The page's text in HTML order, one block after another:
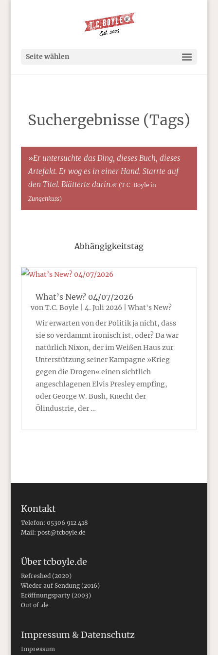
Seite wählen
Suchergebnisse (Tags)
»Er untersuchte das Ding, dieses Buch, dieses
Artefakt. Er wog es in einer Hand. Starrte auf
den Titel. Blätterte darin.« (T.C. Boyle in
Zungenkuss)
Abhängigkeitstag
What’s New? 04/07/2026
vonT.C. Boyle 4. Juli 2026|What's New?
Wir erwarten von der Politik ja nicht, dass
sie so verdammt ironisch ist, oder? Da war
natürlich Nixon, der im Weißen Haus zur
Unterstützung seiner Kampagne »Krieg
gegen die Drogen« einen sichtlich
angeschlagenen Elvis Presley empfing,
oder George W. Bush, Knecht der
Ölindustrie, der …
Kontakt
Telefon: 05306 912 418
Mail: post@tcboyle.de
Über tcboyle.de
Refreshed (2020)
Wieder auf Sendung (2016)
Eröffnungsparty (2003)
Out of .de
Impressum & Datenschutz
Impressum